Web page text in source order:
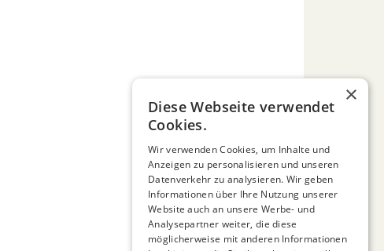
×
Diese Webseite verwendet
Cookies.
Wir verwenden Cookies, um Inhalte und
Anzeigen zu personalisieren und unseren
Datenverkehr zu analysieren. Wir geben
Informationen über Ihre Nutzung unserer
Website auch an unsere Werbe- und
Analysepartner weiter, die diese
möglicherweise mit anderen Informationen